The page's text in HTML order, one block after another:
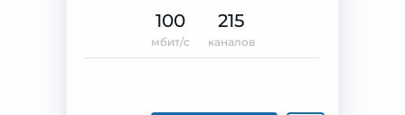
100
мбит/с
215
каналов